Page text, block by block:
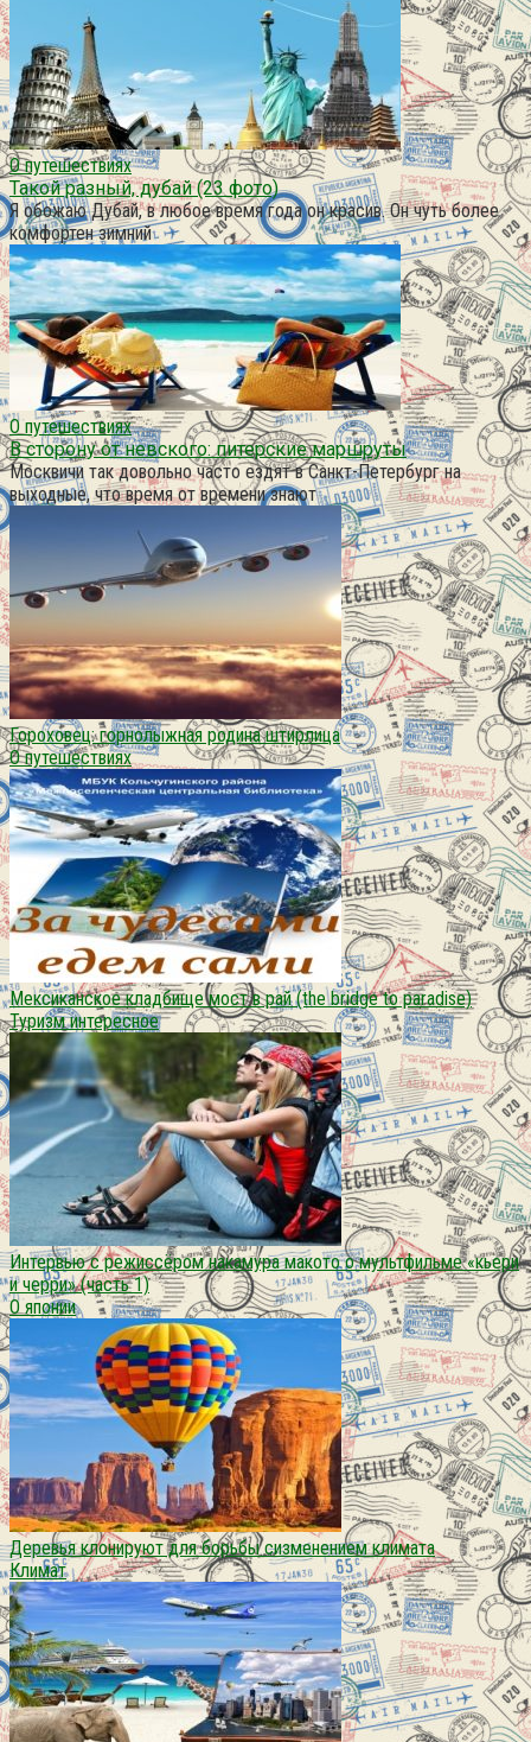
О путешествиях
Такой разный, дубай (23 фото)
Я обожаю Дубай, в любое время года он красив. Он чуть более
комфортен зимний
О путешествиях
В сторону от невского: питерские маршруты
Москвичи так довольно часто ездят в Санкт-Петербург на
выходные, что время от времени знают
Гороховец: горнолыжная родина штирлица
О путешествиях
Мексиканское кладбище мост в рай (the bridge to paradise)
Туризм интересное
Интервью с режиссёром накамура макото о мультфильме «кьери
и черри» (часть 1)
О японии
Деревья клонируют для борьбы сизменением климата
Климат